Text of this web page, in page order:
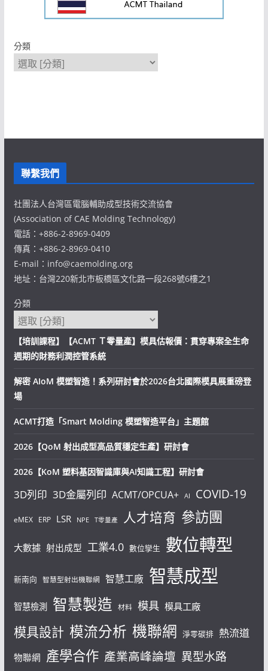
分類
聯繫我們
社團法人台灣區電腦輔助成型技術交流協會
(Association of CAE Molding Technology)
電話：+886-2-8969-0409
傳真：+886-2-8969-0410
E-mail：info@caemolding.org
地址：台灣220新北市板橋區文化路一段268號6樓之1
分類
【培訓課程】【ACMT Ｔ零量產】模具估報價：貫穿專案全生命
週期的財務利潤控管系統
解密 AIoM 模塑智造！系列研討會於2026台北國際模具展重磅登
場
ACMT打造「Smart Molding 模塑智造平台」主題館
2026【QoM 射出成型高品質穩定生產】研討會
2026【KoM 塑料基因智識庫與AI知識工程】研討會
3D列印 3D金屬列印 ACMT/OPCUA+ AI COVID-19
eMEX ERP LSR NPE T零量產 人才培育 參訪團
大數據 射出成型 工業4.0 數位孿生 數位轉型
新南向 智慧型射出機聯網 智慧工廠 智慧成型
智慧檢測 智慧製造 材料 模具 模具工廠
模具設計 模流分析 機聯網 淨零碳排 熱流道
物聯網 產學合作 產業高峰論壇 異型水路